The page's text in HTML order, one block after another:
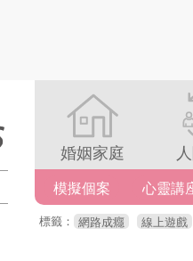
婚姻家庭
模擬個案 心靈講
標籤： 網路成癮 線上遊戲